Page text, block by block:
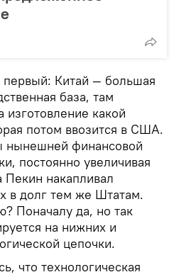
Китай — большая
база, там
какой
потом ввозится в США.
нынешней финансовой
постоянно увеличивая
Пекин накапливал
в долг тем же Штатам.
Поначалу да, но так
на нижних и
цепочки.
что технологическая